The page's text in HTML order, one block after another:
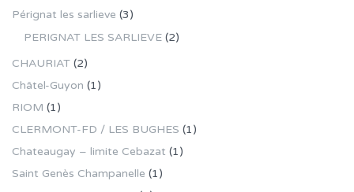
Pérignat les sarlieve (3)
PERIGNAT LES SARLIEVE (2)
CHAURIAT (2)
Châtel-Guyon (1)
RIOM (1)
CLERMONT-FD / LES BUGHES (1)
Chateaugay – limite Cebazat (1)
Saint Genès Champanelle (1)